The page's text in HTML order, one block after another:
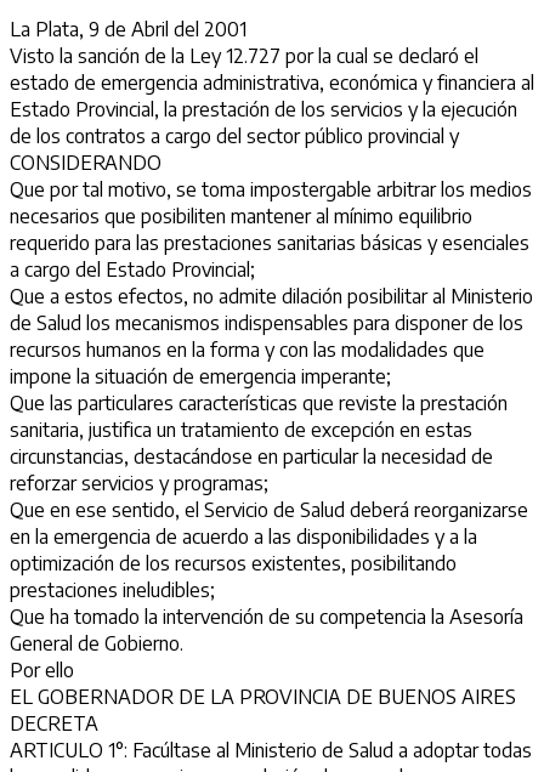
La Plata, 9 de Abril del 2001
Visto la sanción de la Ley 12.727 por la cual se declaró el
estado de emergencia administrativa, económica y financiera al
Estado Provincial, la prestación de los servicios y la ejecución
de los contratos a cargo del sector público provincial y
CONSIDERANDO
Que por tal motivo, se toma impostergable arbitrar los medios
necesarios que posibiliten mantener al mínimo equilibrio
requerido para las prestaciones sanitarias básicas y esenciales
a cargo del Estado Provincial;
Que a estos efectos, no admite dilación posibilitar al Ministerio
de Salud los mecanismos indispensables para disponer de los
recursos humanos en la forma y con las modalidades que
impone la situación de emergencia imperante;
Que las particulares características que reviste la prestación
sanitaria, justifica un tratamiento de excepción en estas
circunstancias, destacándose en particular la necesidad de
reforzar servicios y programas;
Que en ese sentido, el Servicio de Salud deberá reorganizarse
en la emergencia de acuerdo a las disponibilidades y a la
optimización de los recursos existentes, posibilitando
prestaciones ineludibles;
Que ha tomado la intervención de su competencia la Asesoría
General de Gobierno.
Por ello
EL GOBERNADOR DE LA PROVINCIA DE BUENOS AIRES
DECRETA
ARTICULO 1°: Facúltase al Ministerio de Salud a adoptar todas